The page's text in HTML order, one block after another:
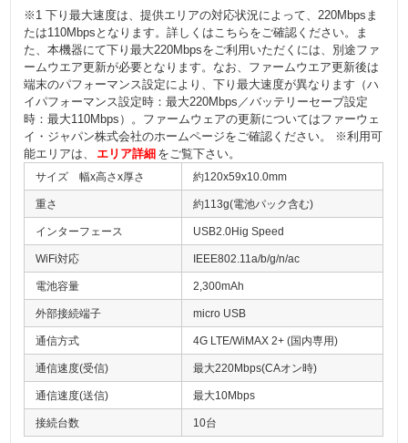
※1 下り最大速度は、提供エリアの対応状況によって、220Mbpsま
たは110Mbpsとなります。詳しくはこちらをご確認ください。ま
た、本機器にて下り最大220Mbpsをご利用いただくには、別途ファ
ームウエア更新が必要となります。なお、ファームウエア更新後は
端末のパフォーマンス設定により、下り最大速度が異なります（ハ
イパフォーマンス設定時：最大220Mbps／バッテリーセーブ設定
時：最大110Mbps）。ファームウェアの更新についてはファーウェ
イ・ジャパン株式会社のホームページをご確認ください。 ※利用可
能エリアは、
エリア詳細 をご覧下さい。
サイズ 幅x高さx厚さ 約120x59x10.0mm
重さ 約113g(電池パック含む)
インターフェース USB2.0Hig Speed
WiFi対応 IEEE802.11a/b/g/n/ac
電池容量 2,300mAh
外部接続端子 micro USB
通信方式 4G LTE/WiMAX 2+ (国内専用)
通信速度(受信) 最大220Mbps(CAオン時)
通信速度(送信) 最大10Mbps
接続台数 10台